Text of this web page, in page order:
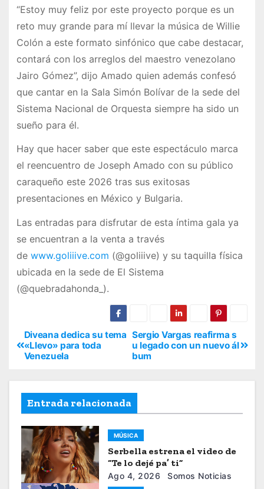
“Estoy muy feliz por este proyecto porque es un
reto muy grande para mí llevar la música de Willie
Colón a este formato sinfónico que cabe destacar,
contará con los arreglos del maestro venezolano
Jairo Gómez”, dijo Amado quien además confesó
que cantar en la Sala Simón Bolívar de la sede del
Sistema Nacional de Orquesta siempre ha sido un
sueño para él.
Hay que hacer saber que este espectáculo marca
el reencuentro de Joseph Amado con su público
caraqueño este 2026 tras sus exitosas
presentaciones en México y Bulgaria.
Las entradas para disfrutar de esta íntima gala ya
se encuentran a la venta a través
de www.goliiive.com (@goliiive) y su taquilla física
ubicada en la sede de El Sistema
(@quebradahonda_).
Sergio Vargas reafirma s
u legado con un nuevo ál
bum
Diveana dedica su tema
«Llevo» para toda
Venezuela
Entrada relacionada
MÚSICA
Serbella estrena el video de
“Te lo dejé pa’ ti”
Ago 4, 2026 Somos Noticias